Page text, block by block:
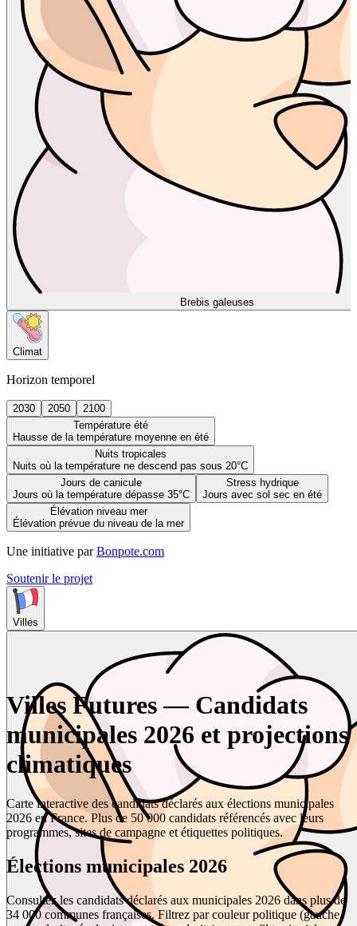
Brebis galeuses
Climat
Horizon temporel
2030 2050
2100
Température été
Hausse de la température moyenne en été
Nuits tropicales
Nuits où la température ne descend pas sous 20°C
Jours de canicule
Jours où la température dépasse 35°C
Stress hydrique
Jours avec sol sec en été
Élévation niveau mer
Élévation prévue du niveau de la mer
Une initiative par Bonpote.com
Soutenir le projet
Villes
Villes Futures — Candidats
municipales 2026 et projections
climatiques
Carte interactive des candidats déclarés aux élections municipales
2026 en France. Plus de 50 000 candidats référencés avec leurs
programmes, sites de campagne et étiquettes politiques.
Élections municipales 2026
Consultez les candidats déclarés aux municipales 2026 dans plus de
34 000 communes françaises. Filtrez par couleur politique (gauche,